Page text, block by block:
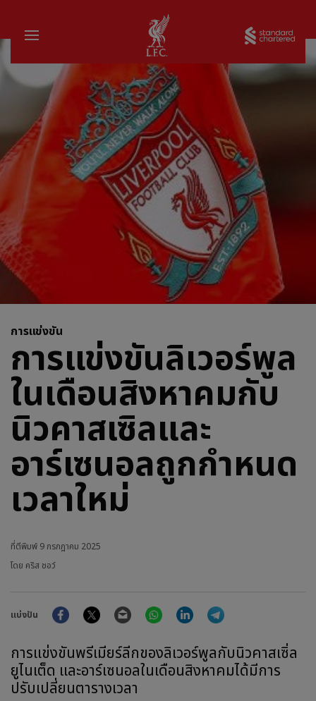
บ้าน
การแข่งขัน
การแข่งขันลิเวอร์พูล
ในเดือนสิงหาคมกับ
นิวคาสเซิลและ
อาร์เซนอลถูกกำหนด
เวลาใหม่
ที่ตีพิมพ์ 9 กรกฎาคม 2025
โดย คริส ชอว์
แบ่งปัน
FacebookTwitter Email WhatsAppLinkedIn
การแข่งขันพรีเมียร์ลีกของลิเวอร์พูลกับนิวคาสเซิ่ล
ยูไนเต็ด และอาร์เซนอลในเดือนสิงหาคมได้มีการ
ปรับเปลี่ยนตารางเวลา